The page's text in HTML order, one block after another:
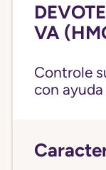
VA
Controle
con